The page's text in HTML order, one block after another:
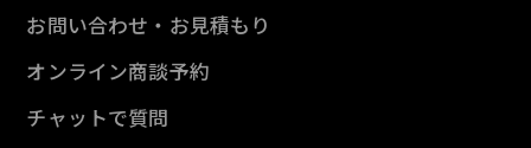
お問い合わせ・お見積もり
オンライン商談予約
チャットで質問